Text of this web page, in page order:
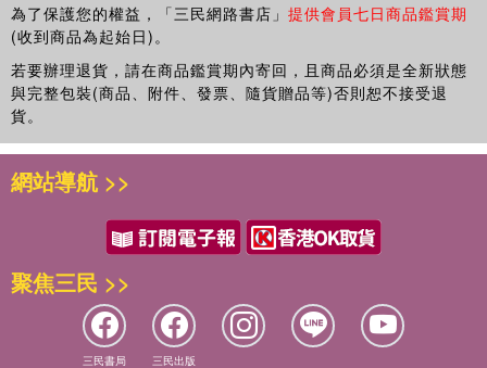
為了保護您的權益，「三民網路書店」 提供會員七日商品鑑賞期
(收到商品為起始日)。
若要辦理退貨，請在商品鑑賞期內寄回，且商品必須是全新狀態
與完整包裝(商品、附件、發票、隨貨贈品等)否則恕不接受退
貨。
網站導航 >>
聚焦三民 >>
三民書局 三民出版